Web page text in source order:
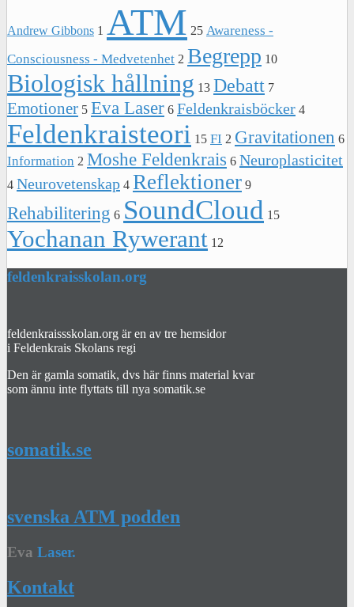
Andrew Gibbons 1 ATM 25 Awareness -
Consciousness - Medvetenhet 2 Begrepp 10
Biologisk hållning 13 Debatt 7
Emotioner 5 Eva Laser 6 Feldenkraisböcker 4
Feldenkraisteori 15 FI 2 Gravitationen 6
Information 2 Moshe Feldenkrais 6 Neuroplasticitet
4 Neurovetenskap 4 Reflektioner 9
Rehabilitering 6 SoundCloud 15
Yochanan Rywerant 12
feldenkraisskolan.org
feldenkraissskolan.org är en av tre hemsidor
i Feldenkrais Skolans regi
Den är gamla somatik, dvs här finns material kvar
som ännu inte flyttats till nya somatik.se
somatik.se
svenska ATM podden
Eva Laser.
Kontakt